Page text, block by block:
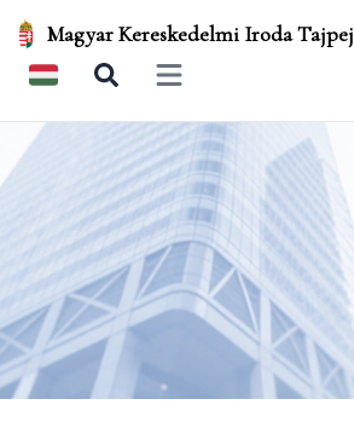
Magyar Kereskedelmi Iroda Tajpej
Open main menu